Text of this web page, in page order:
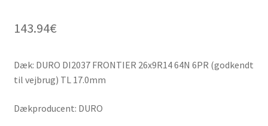
143.94€
Dæk: DURO DI2037 FRONTIER 26x9R14 64N 6PR (godkendt
til vejbrug) TL 17.0mm
Dækproducent: DURO